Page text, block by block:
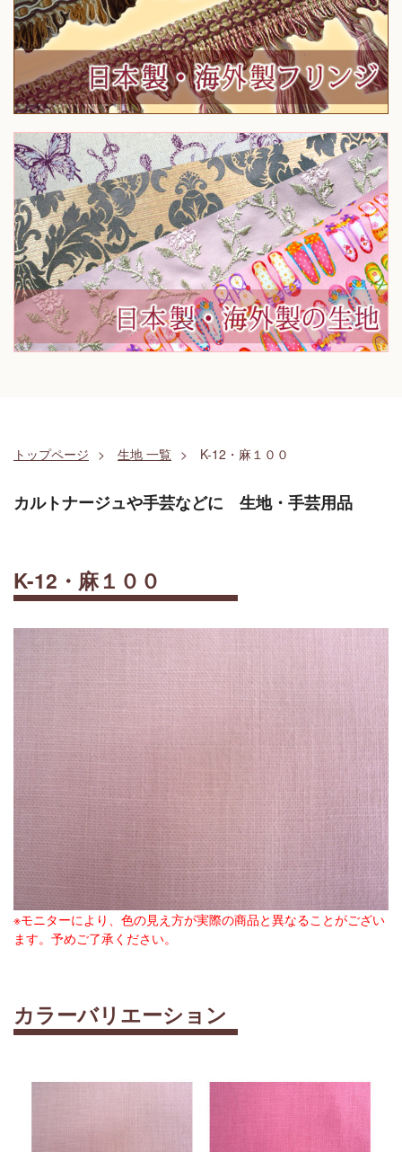
トップページ 生地 一覧 K-12・麻１００
カルトナージュや手芸などに 生地・手芸用品
K-12・麻１００
※モニターにより、色の見え方が実際の商品と異なることがござい
ます。予めご了承ください。
カラーバリエーション